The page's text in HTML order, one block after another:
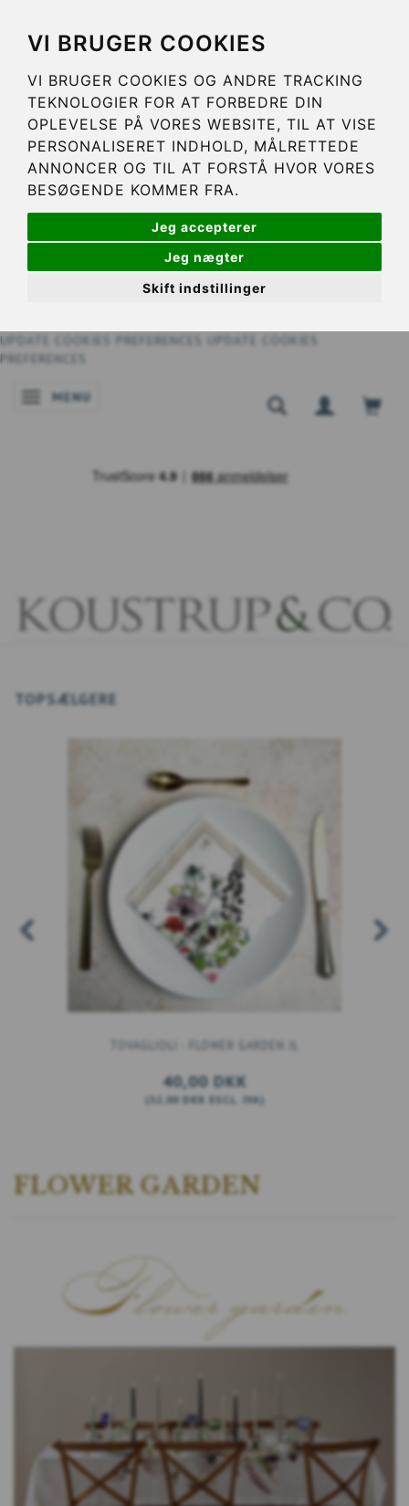
VI BRUGER COOKIES
VI BRUGER COOKIES OG ANDRE TRACKING
TEKNOLOGIER FOR AT FORBEDRE DIN
OPLEVELSE PÅ VORES WEBSITE, TIL AT VISE
PERSONALISERET INDHOLD, MÅLRETTEDE
ANNONCER OG TIL AT FORSTÅ HVOR VORES
BESØGENDE KOMMER FRA.
Jeg accepterer
Jeg nægter
Skift indstillinger
UPDATE COOKIES PREFERENCES
UPDATE COOKIES
PREFERENCES
ATTIVA/DISATTIVA NAVIGAZIONE
MENU
TOPSÆLGERE
TOVAGLIOLI - FLOWER GARDEN JL
40,00 DKK
32,00 DKK ESCL. IVA)
FLOWER GARDEN